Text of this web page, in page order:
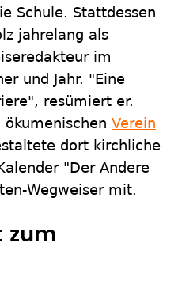
Schule. Stattdessen
jahrelang als
im
und Jahr. "Eine
resümiert er.
Verein
dort kirchliche
"Der Andere
Wegweiser mit.
zum